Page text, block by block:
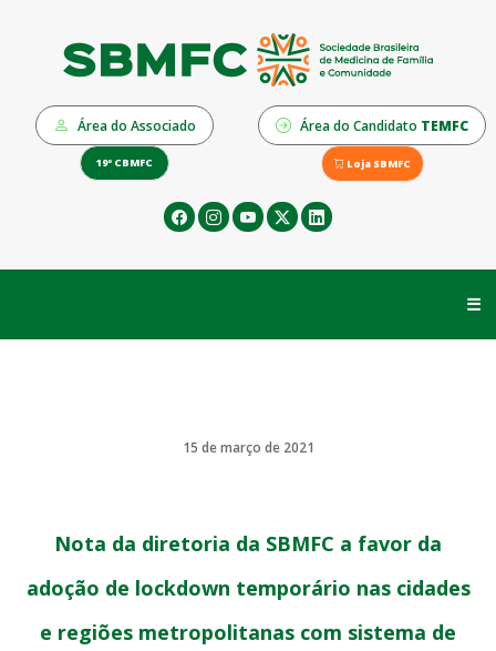
Área do Associado Área do Candidato TEMFC
19º CBMFC Loja SBMFC
☰
15 de março de 2021
Nota da diretoria da SBMFC a favor da
adoção de lockdown temporário nas cidades
e regiões metropolitanas com sistema de